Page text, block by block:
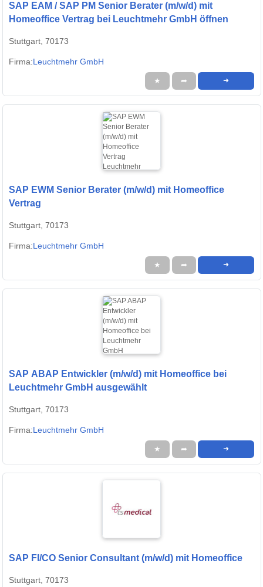
SAP EAM / SAP PM Senior Berater (m/w/d) mit
Homeoffice Vertrag bei Leuchtmehr GmbH öffnen
Stuttgart, 70173
Firma:Leuchtmehr GmbH
★ ➦ ➜
SAP EWM Senior Berater (m/w/d) mit Homeoffice
Vertrag
Stuttgart, 70173
Firma:Leuchtmehr GmbH
★ ➦ ➜
SAP ABAP Entwickler (m/w/d) mit Homeoffice bei
Leuchtmehr GmbH ausgewählt
Stuttgart, 70173
Firma:Leuchtmehr GmbH
★ ➦ ➜
SAP FI/CO Senior Consultant (m/w/d) mit Homeoffice
Stuttgart, 70173